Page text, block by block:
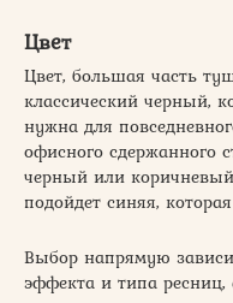
Цвет
Цвет, большая часть
классический черный,
нужна для
офисного сдержанного
черный или
подойдет синяя,
Выбор напрямую
эффекта и типа ресниц,